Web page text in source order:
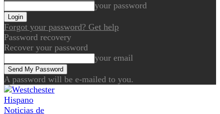
your password
Forgot your password? Get help
Password recovery
Recover your password
your email
A password will be e-mailed to you.
Noticias de